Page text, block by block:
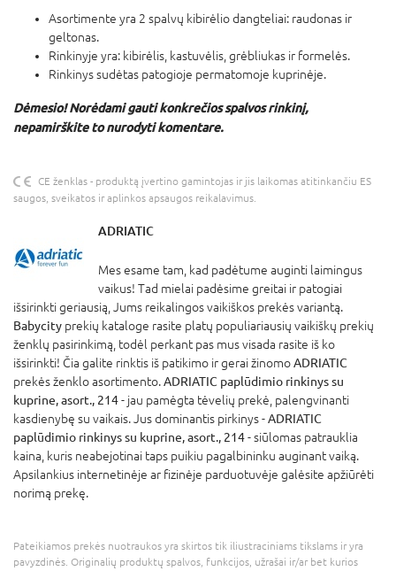
Asortimente yra 2 spalvų kibirėlio dangteliai: raudonas ir
geltonas.
Rinkinyje yra: kibirėlis, kastuvėlis, grėbliukas ir formelės.
Rinkinys sudėtas patogioje permatomoje kuprinėje.
Dėmesio! Norėdami gauti konkrečios spalvos rinkinį,
nepamirškite to nurodyti komentare.
CE ženklas - produktą įvertino gamintojas ir jis laikomas atitinkančiu ES
saugos, sveikatos ir aplinkos apsaugos reikalavimus.
ADRIATIC
Mes esame tam, kad padėtume auginti laimingus
vaikus! Tad mielai padėsime greitai ir patogiai
išsirinkti geriausią, Jums reikalingos vaikiškos prekės variantą.
Babycity prekių kataloge rasite platų populiariausių vaikiškų prekių
ženklų pasirinkimą, todėl perkant pas mus visada rasite iš ko
išsirinkti! Čia galite rinktis iš patikimo ir gerai žinomoADRIATIC
prekės ženklo asortimento.ADRIATIC paplūdimio rinkinys su
kuprine, asort., 214- jau pamėgta tėvelių prekė, palengvinanti
kasdienybę su vaikais. Jus dominantis pirkinys -ADRIATIC
paplūdimio rinkinys su kuprine, asort., 214- siūlomas patrauklia
kaina, kuris neabejotinai taps puikiu pagalbininku auginant vaiką.
Apsilankius internetinėje ar fizinėje parduotuvėje galėsite apžiūrėti
norimą prekę.
Pateikiamos prekės nuotraukos yra skirtos tik iliustraciniams tikslams ir yra
pavyzdinės. Originalių produktų spalvos, funkcijos, užrašai ir/ar bet kurios